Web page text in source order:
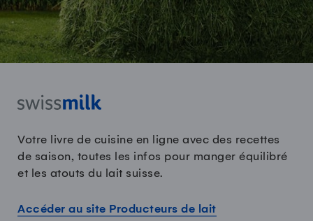
Votre livre de cuisine en ligne avec des recettes
de saison, toutes les infos pour manger équilibré
et les atouts du lait suisse.
Accéder au site Producteurs de lait